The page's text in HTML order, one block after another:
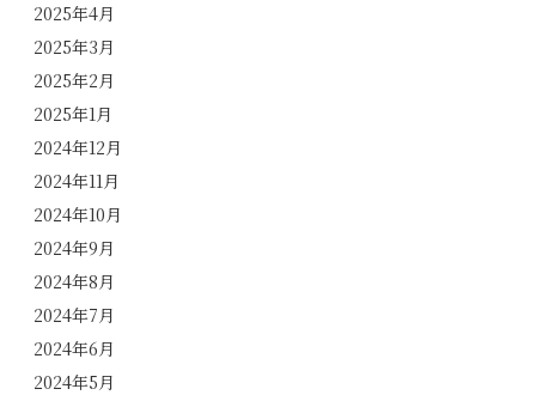
2025年4月
2025年3月
2025年2月
2025年1月
2024年12月
2024年11月
2024年10月
2024年9月
2024年8月
2024年7月
2024年6月
2024年5月